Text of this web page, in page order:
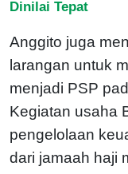
Dinilai Tepat
Anggito juga
larangan untuk
menjadi PSP
Kegiatan usaha
pengelolaan
dari jamaah haji